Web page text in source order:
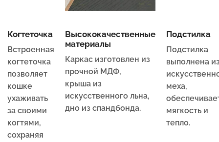
Когтеточка
Встроенная
когтеточка
позволяет
кошке
ухаживать
за своими
когтями,
сохраняя
Высококачественные
материалы
Каркас изготовлен из
прочной МДФ,
крыша из
искусственного льна,
дно из спандбонда.
Подстилка
Подстилка
выполнена
меха,
мягкость и
тепло.